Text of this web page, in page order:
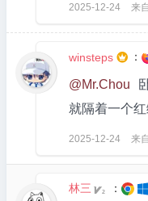
2025-12-24 来
winsteps  ：
@Mr.Chou
就隔着一个
2025-12-24 来
林三 2 ：